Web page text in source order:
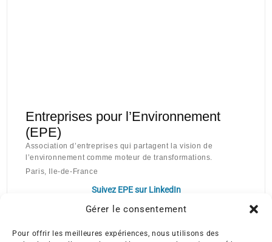
Gérer le consentement
Pour offrir les meilleures expériences, nous utilisons des
Entreprises pour l’Environnement
(EPE)
Association d’entreprises qui partagent la vision de
l’environnement comme moteur de transformations.
Paris, Ile-de-France
Suivez EPE sur LinkedIn